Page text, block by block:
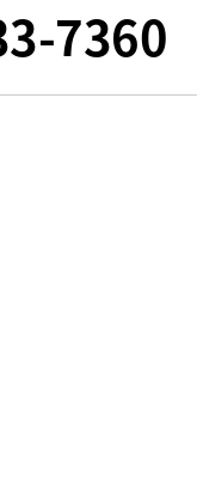
7360